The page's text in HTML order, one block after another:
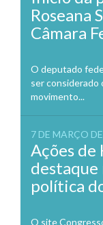
Roseana
Câmara
O deputado
ser considerado
movimento...
7 DE MARÇO
Ações de
destaque
política
O site